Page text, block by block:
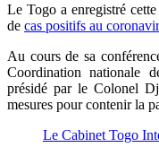
Le Togo a enregistré
de cas positifs au
Au cours de sa
Coordination nationale
présidé par le Colonel
mesures pour contenir la
Le Cabinet Togo